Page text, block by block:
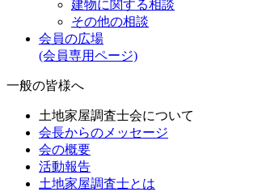
建物に関する相談
その他の相談
会員の広場
(会員専用ページ)
一般の皆様へ
土地家屋調査士会について
会長からのメッセージ
会の概要
活動報告
土地家屋調査士とは